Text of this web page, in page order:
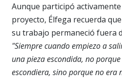
Aunque participó
proyecto, Élfega recuerda
su trabajo permaneció fuera
"Siempre cuando empiezo a
una pieza escondida, no
escondiera, sino porque no era